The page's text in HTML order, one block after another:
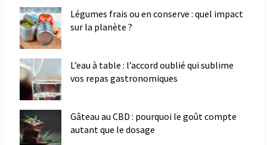
Légumes frais ou en conserve : quel impact
sur la planète ?
L’eau à table : l’accord oublié qui sublime
vos repas gastronomiques
Gâteau au CBD : pourquoi le goût compte
autant que le dosage